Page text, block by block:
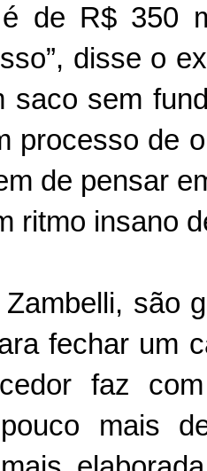
é de R$ 350
disse o
saco sem
processo de
de pensar
ritmo insano
Zambelli, são
fechar um
faz
mais